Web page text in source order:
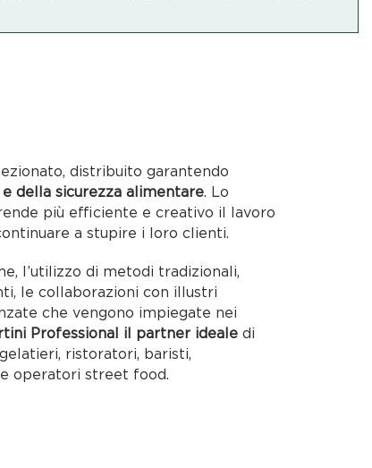
distribuito garantendo
della sicurezza alimentare. Lo
più efficiente e creativo il lavoro
a stupire i loro clienti.
l’utilizzo di metodi tradizionali,
le collaborazioni con illustri
che vengono impiegate nei
Professional il partner ideale di
ristoratori, baristi,
operatori street food.